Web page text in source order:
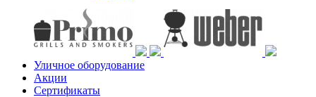
Уличное оборудование
Акции
Сертификаты